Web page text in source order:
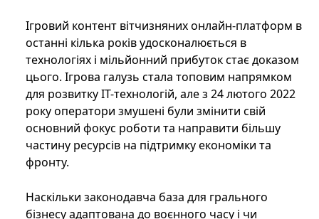
Ігровий контент вітчизняних онлайн-платформ в
останні кілька років удосконалюється в
технологіях і мільйонний прибуток стає доказом
цього. Ігрова галузь стала топовим напрямком
для розвитку IT-технологій, але з 24 лютого 2022
року оператори змушені були змінити свій
основний фокус роботи та направити більшу
частину ресурсів на підтримку економіки та
фронту.
Наскільки законодавча база для грального
бізнесу адаптована до воєнного часу і чи